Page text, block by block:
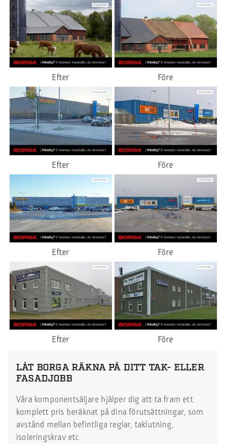
Efter Före
Efter Före
Efter Före
Efter Före
LÅT BORGA RÄKNA PÅ DITT TAK- ELLER
FASADJOBB
Våra komponentsäljare hjälper dig att ta fram ett
komplett pris beräknat på dina förutsättningar, som
avstånd mellan befintliga reglar, taklutning,
isoleringskrav etc.